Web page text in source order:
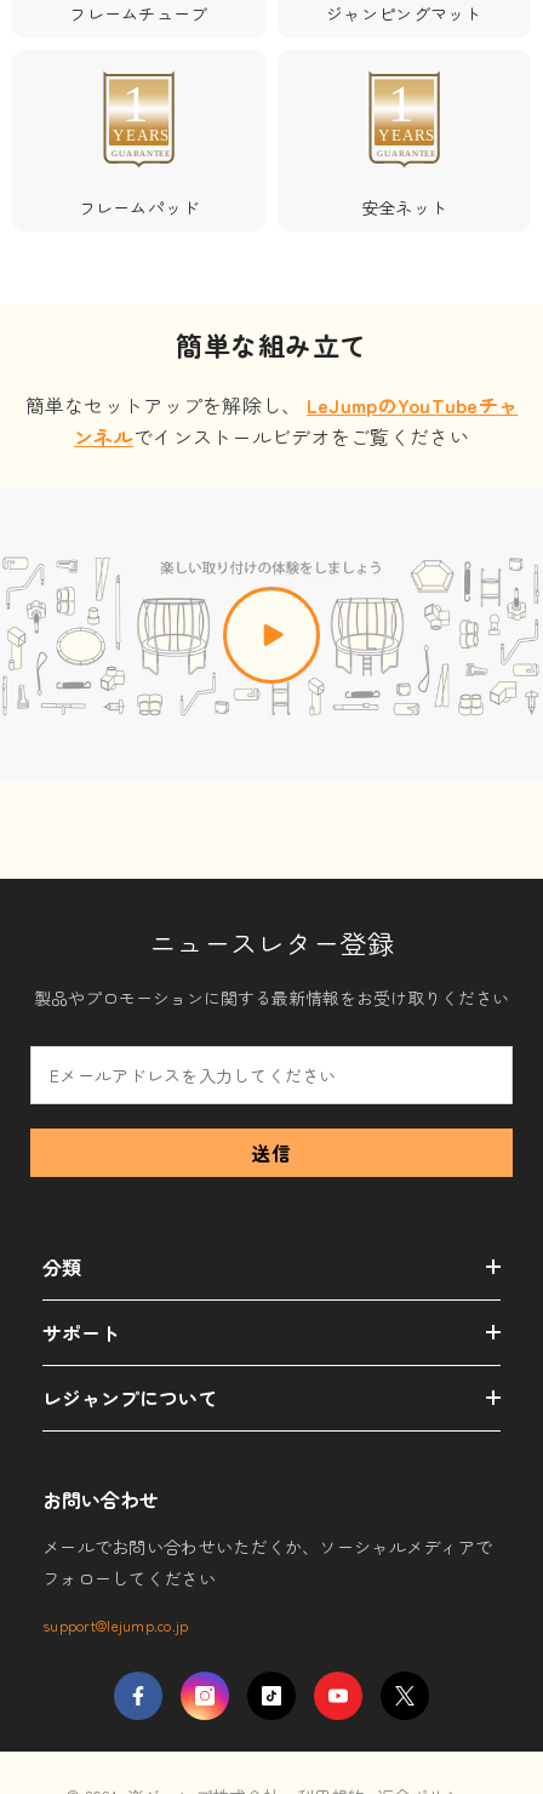
フレームチューブ ジャンピングマット
1
YEARS
GUARANTEE
フレームパッド
1
YEARS
GUARANTEE
安全ネット
簡単な組み立て
簡単なセットアップを解除し、 LeJumpのYouTubeチャ
ンネルでインストールビデオをご覧ください
ニュースレター登録
製品やプロモーションに関する最新情報をお受け取りください
送信
分類
サポート
レジャンプについて
お問い合わせ
メールでお問い合わせいただくか、ソーシャルメディアで
フォローしてください
support@lejump.co.jp